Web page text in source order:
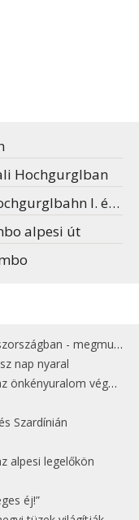
Hochgurglban
I. és II.
alpesi út
megmutatjuk a 15 legjobbat
nap nyaral
végét jelentette
Szardínián
alpesi legelőkön
éj!”